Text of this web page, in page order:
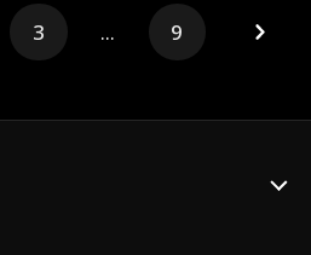
enfant. 7 ans après, Genesis
Kiefer par hasard en pleine rue.
que son époux assassin va
alors la vérité. Il y a 7 ans, toute
3 ... 9